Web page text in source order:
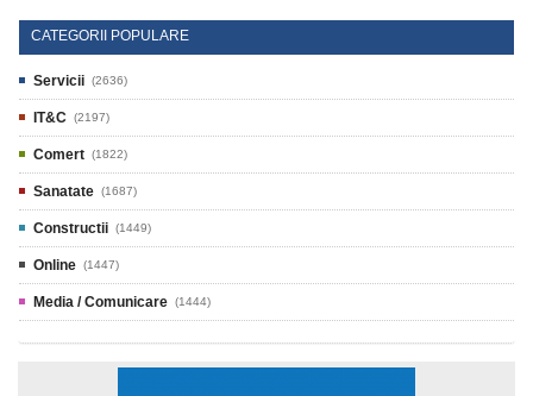
CATEGORII POPULARE
Servicii (2636)
IT&C (2197)
Comert (1822)
Sanatate (1687)
Constructii (1449)
Online (1447)
Media / Comunicare (1444)